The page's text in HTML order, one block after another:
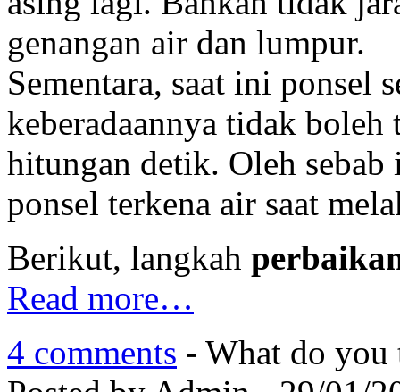
genangan air dan lumpur.
Sementara, saat ini ponsel
keberadaannya tidak
hitungan detik. Oleh sebab
ponsel terkena air saat
Berikut, langkah
Read more…
4 comments - What do you